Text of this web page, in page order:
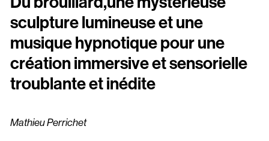
sculpture lumineuse et une
musique hypnotique pour une
création immersive et sensorielle
troublante et inédite
Mathieu Perrichet
Infos pratiques
Scopitone
Accessibilité